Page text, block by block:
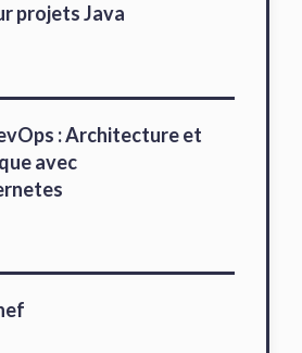
projets Java
: Architecture et
avec